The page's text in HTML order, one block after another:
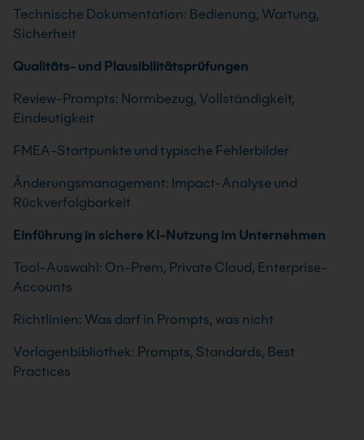
Technische Dokumentation: Bedienung, Wartung,
Sicherheit
Qualitäts- und Plausibilitätsprüfungen
Review-Prompts: Normbezug, Vollständigkeit,
Eindeutigkeit
FMEA-Startpunkte und typische Fehlerbilder
Änderungsmanagement: Impact-Analyse und
Rückverfolgbarkeit
Einführung in sichere KI-Nutzung im Unternehmen
Tool-Auswahl: On-Prem, Private Cloud, Enterprise-
Accounts
Richtlinien: Was darf in Prompts, was nicht
Vorlagenbibliothek: Prompts, Standards, Best
Practices